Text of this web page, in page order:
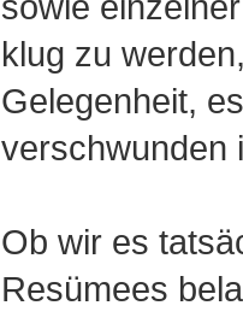
klug zu
Gelegenheit,
verschwunden
Ob wir es
Resümees